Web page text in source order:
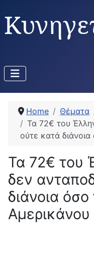
Home Θέματα
Τα 72€ του
ούτε κατά
Τα 72€ του
δεν
διάνοια
Αμερικάνου